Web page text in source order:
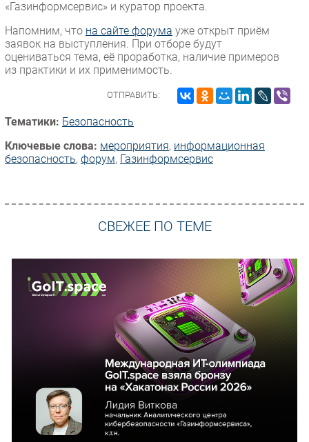
«Газинформсервис» и куратор проекта.
Напомним, что на сайте форума уже открыт приём
заявок на выступления. При отборе будут
оцениваться тема, её проработка, наличие примеров
из практики и их применимость.
ОТПРАВИТЬ:
Тематики: Безопасность
Ключевые слова: мероприятия, информационная
безопасность, форум, Газинформсервис
СВЕЖЕЕ ПО ТЕМЕ